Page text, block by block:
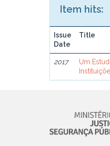
Item hits:
Issue
Date
Title
2017
Um